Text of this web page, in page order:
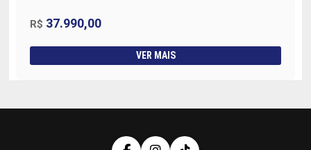
R$ 37.990,00
VER MAIS